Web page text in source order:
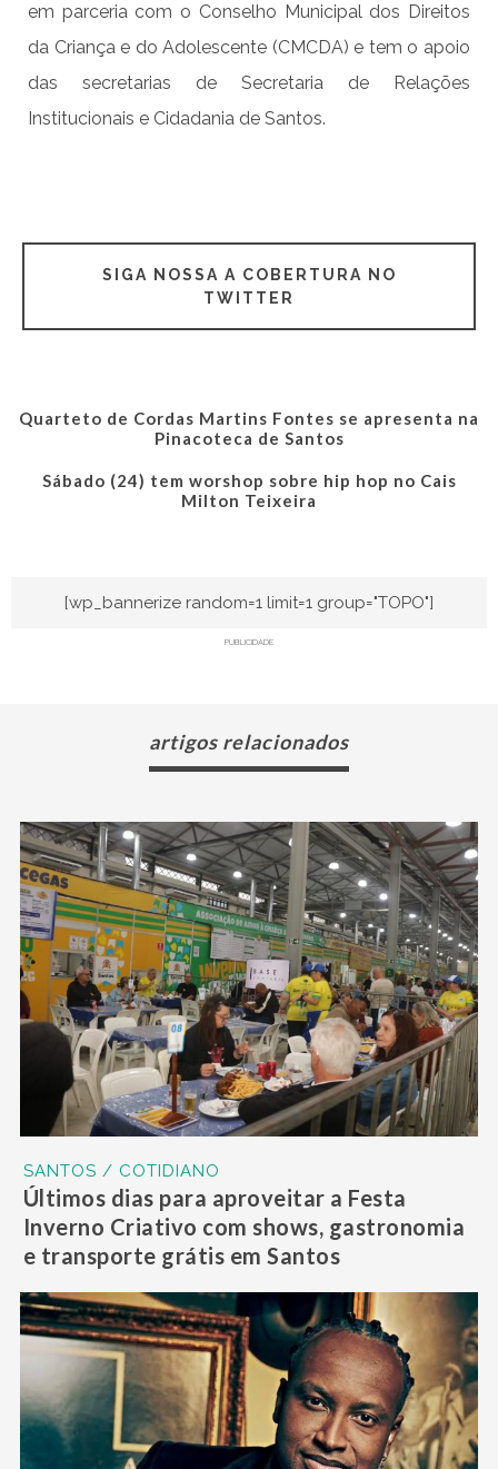
em parceria com o Conselho Municipal dos Direitos
da Criança e do Adolescente (CMCDA) e tem o apoio
das secretarias de Secretaria de Relações
Institucionais e Cidadania de Santos.
SIGA NOSSA A COBERTURA NO
TWITTER
Quarteto de Cordas Martins Fontes se apresenta na
Pinacoteca de Santos
Sábado (24) tem worshop sobre hip hop no Cais
Milton Teixeira
[wp_bannerize random=1 limit=1 group="TOPO"]
PUBLICIDADE
artigos relacionados
SANTOS / COTIDIANO
Últimos dias para aproveitar a Festa
Inverno Criativo com shows, gastronomia
e transporte grátis em Santos